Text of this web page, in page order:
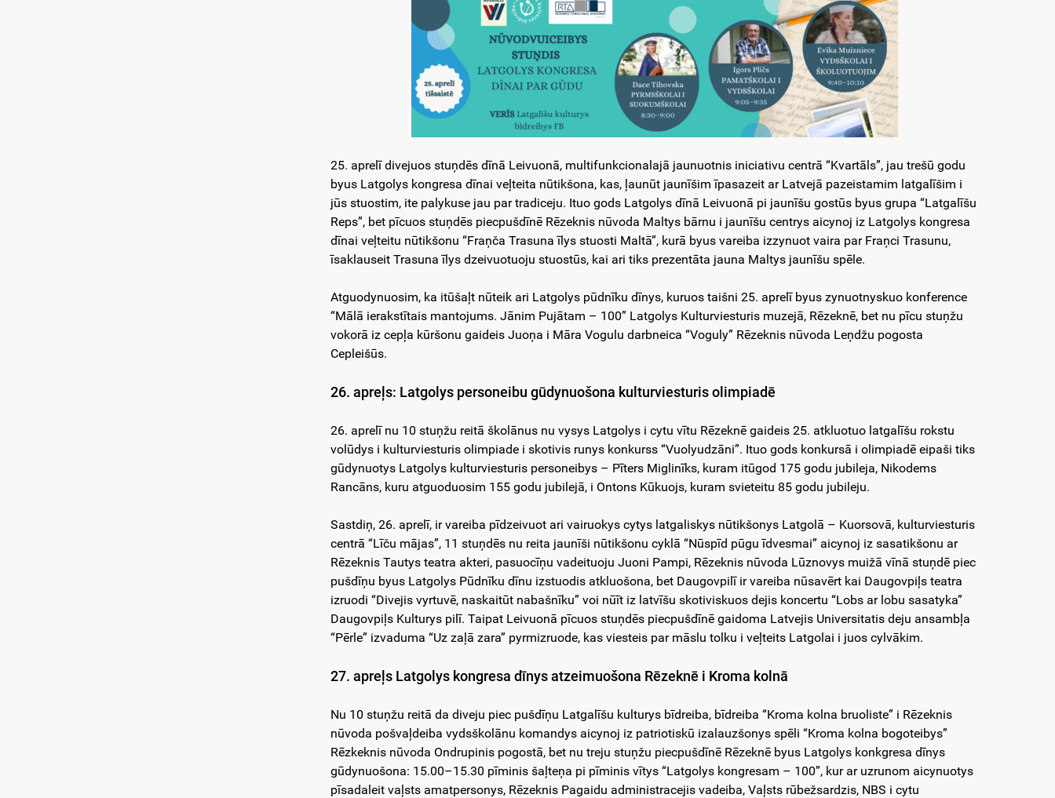
25. aprelī divejuos stuņdēs dīnā Leivuonā, multifunkcionalajā jaunuotnis iniciativu centrā “Kvartāls”, jau trešū godu
byus Latgolys kongresa dīnai veļteita nūtikšona, kas, ļaunūt jaunīšim īpasazeit ar Latvejā pazeistamim latgalīšim i
jūs stuostim, ite palykuse jau par tradiceju. Ituo gods Latgolys dīnā Leivuonā pi jaunīšu gostūs byus grupa “Latgalīšu
Reps”, bet pīcuos stuņdēs piecpušdīnē Rēzeknis nūvoda Maltys bārnu i jaunīšu centrys aicynoj iz Latgolys kongresa
dīnai veļteitu nūtikšonu “Fraņča Trasuna īlys stuosti Maltā”, kurā byus vareiba izzynuot vaira par Fraņci Trasunu,
īsaklauseit Trasuna īlys dzeivuotuoju stuostūs, kai ari tiks prezentāta jauna Maltys jaunīšu spēle.
Atguodynuosim, ka itūšaļt nūteik ari Latgolys pūdnīku dīnys, kuruos taišni 25. aprelī byus zynuotnyskuo konference
“Mālā ierakstītais mantojums. Jānim Pujātam – 100” Latgolys Kulturviesturis muzejā, Rēzeknē, bet nu pīcu stuņžu
vokorā iz cepļa kūršonu gaideis Juoņa i Māra Vogulu darbneica “Voguly” Rēzeknis nūvoda Leņdžu pogosta
Cepleišūs.
26. apreļs: Latgolys personeibu gūdynuošona kulturviesturis olimpiadē
26. aprelī nu 10 stuņžu reitā školānus nu vysys Latgolys i cytu vītu Rēzeknē gaideis 25. atkluotuo latgalīšu rokstu
volūdys i kulturviesturis olimpiade i skotivis runys konkurss “Vuolyudzāni”. Ituo gods konkursā i olimpiadē eipaši tiks
gūdynuotys Latgolys kulturviesturis personeibys – Pīters Miglinīks, kuram itūgod 175 godu jubileja, Nikodems
Rancāns, kuru atguoduosim 155 godu jubilejā, i Ontons Kūkuojs, kuram svieteitu 85 godu jubileju.
Sastdiņ, 26. aprelī, ir vareiba pīdzeivuot ari vairuokys cytys latgaliskys nūtikšonys Latgolā – Kuorsovā, kulturviesturis
centrā “Līču mājas”, 11 stuņdēs nu reita jaunīši nūtikšonu cyklā “Nūspīd pūgu īdvesmai” aicynoj iz sasatikšonu ar
Rēzeknis Tautys teatra akteri, pasuocīņu vadeituoju Juoni Pampi, Rēzeknis nūvoda Lūznovys muižā vīnā stuņdē piec
pušdīņu byus Latgolys Pūdnīku dīnu izstuodis atkluošona, bet Daugovpilī ir vareiba nūsavērt kai Daugovpiļs teatra
izruodi “Divejis vyrtuvē, naskaitūt nabašnīku” voi nūīt iz latvīšu skotiviskuos dejis koncertu “Lobs ar lobu sasatyka”
Daugovpiļs Kulturys pilī. Taipat Leivuonā pīcuos stuņdēs piecpušdīnē gaidoma Latvejis Universitatis deju ansambļa
“Pērle” izvaduma “Uz zaļā zara” pyrmizruode, kas viesteis par māslu tolku i veļteits Latgolai i juos cylvākim.
27. apreļs Latgolys kongresa dīnys atzeimuošona Rēzeknē i Kroma kolnā
Nu 10 stuņžu reitā da diveju piec pušdīņu Latgalīšu kulturys bīdreiba, bīdreiba “Kroma kolna bruoliste” i Rēzeknis
nūvoda pošvaļdeiba vydsškolānu komandys aicynoj iz patriotiskū izalauzšonys spēli “Kroma kolna bogoteibys”
Rēzkeknis nūvoda Ondrupinis pogostā, bet nu treju stuņžu piecpušdīnē Rēzeknē byus Latgolys konkgresa dīnys
gūdynuošona: 15.00–15.30 pīminis šaļteņa pi pīminis vītys “Latgolys kongresam – 100”, kur ar uzrunom aicynuotys
pīsadaleit vaļsts amatpersonys, Rēzeknis Pagaidu administracejis vadeiba, Vaļsts rūbežsardzis, NBS i cytu